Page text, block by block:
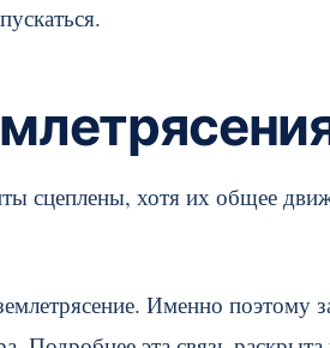
сцеплены, хотя их общее
Именно поэтому